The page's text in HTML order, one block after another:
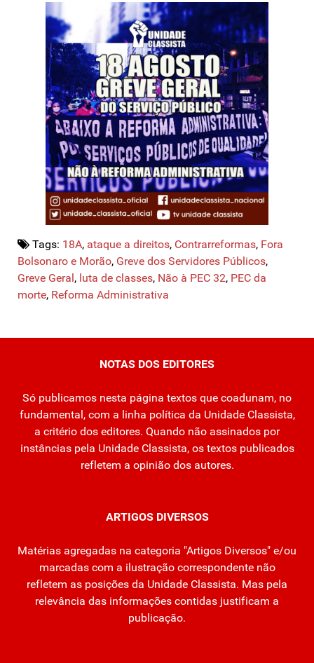
Tags: 18A, ataque a direitos, Contrarreformas, Fora
Bolsonaro e Morão, Greve dos Servidores Públicos,
Greve Geral, luta de classes, Não à PEC 32, PEC da
morte, Reforma Administrativa
NOTAS DOS EDITORES
Só publicamos nesta página textos que coadunam, no
fundamental, com a linha política da Unidade Classista,
a critério dos editores. Quando não assinados por
instâncias pela Unidade Classista, os textos publicados
refletem a opinião dos autores.
ARTIGOS DIVERSOS
Matérias agregadas na categoria "Artigos Diversos" e/ou
marcadas com a ilustração correspondente não
refletem as posições da Unidade Classista. Mas pela
relevância das informações contidas justificam a
publicação.